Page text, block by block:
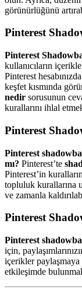
görünürlüğünü
Pinterest
Pinterest
kullanıcıların
Pinterest hesabınızda
keşfet kısmında
nedir sorusunun
kurallarını ihlal
Pinterest
Pinterest
mı? Pinterest’te
Pinterest’in
topluluk kurallarına
ve zamanla
Pinterest
Pinterest
için,
içerikler
etkileşimde